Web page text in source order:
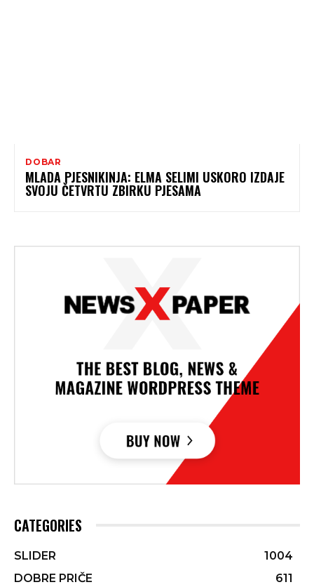
DOBAR
MLADA PJESNIKINJA: ELMA SELIMI USKORO IZDAJE
SVOJU ČETVRTU ZBIRKU PJESAMA
CATEGORIES
SLIDER
1004
DOBRE PRIČE
611